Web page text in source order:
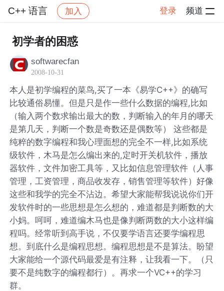
C++ 语言 加入 登录 频道
社区 C++ 语言
初学者的困惑
softwarecfan
2008-10-31
本人是初学编程的菜鸟,买了一本《易学C++》的确写
比较通俗易懂。但是只是作一些什么数据的编程,比如
（输入两个数求输出最大的数，判断输入的年月的哪天
是第几天，判断一个数是奇数还是偶数等） 这些都是
纯粹的数字编程和我心理面想的完全不一样,比如系统
级软件，木马是怎么编出来的,定时开关机软件，播放
器软件，文件加密工具等，又比如信息管理软件（人事
管理，工资管理，商品收发存，销售管理等软件）好像
这些和我学的完全不沾边。希望大家能帮我说说你们开
发软件时的一些思想是怎么想的，难道都是判断数的大
小妈。呵呵，难道编木马也是像判断两数的大小这样编
程吗。经常听到高手说，不仅要学语言还要学编程思
想。到底什么是编程思想。编程思想是不是算法。盼望
大家能给一个源代码最爱是有注释，让我看一下。（只
要不是纯数字的编程都行）。再求一个VC++的学习
群。